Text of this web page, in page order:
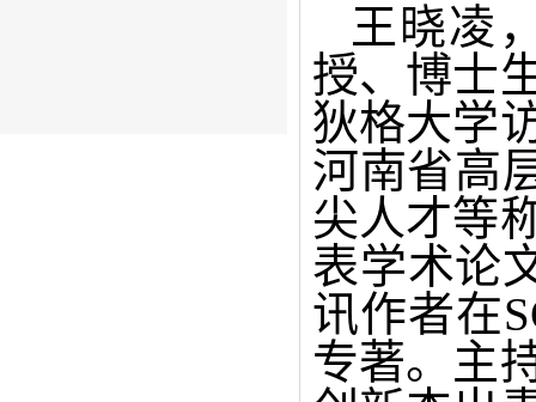
王晓凌
授、博士
狄格大学
河南省高
尖人才等
表学术论
讯作者在
专著。主